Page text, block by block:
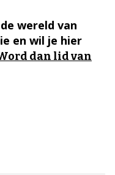
wereld van
en wil je hier
dan lid van